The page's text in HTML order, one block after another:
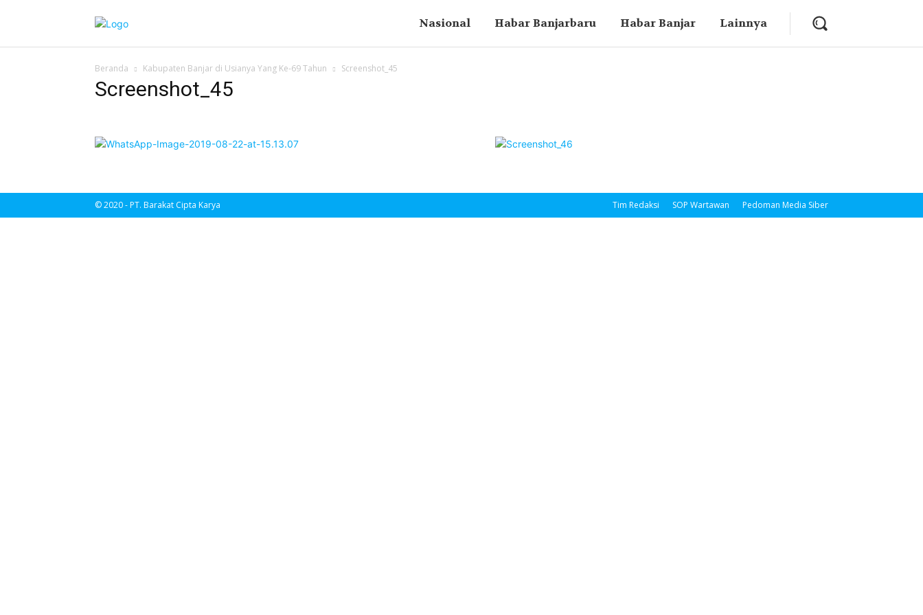
Nasional Habar Banjarbaru Habar Banjar Lainnya
Beranda Kabupaten Banjar di Usianya Yang Ke-69 Tahun Screenshot_45
Screenshot_45
Tim Redaksi SOP Wartawan Pedoman Media Siber
© 2020 - PT. Barakat Cipta Karya